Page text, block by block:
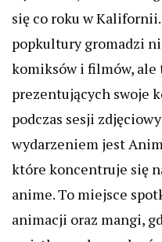
się co roku w
popkultury gromadzi
komiksów i filmów, ale
prezentujących swoje
podczas sesji
wydarzeniem jest
które koncentruje się
anime. To miejsce
animacji oraz mangi,